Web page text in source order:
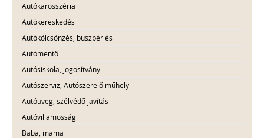
Autókarosszéria
Autókereskedés
Autókölcsönzés, buszbérlés
Autómentő
Autósiskola, jogosítvány
Autószerviz, Autószerelő műhely
Autóüveg, szélvédő javítás
Autóvillamosság
Baba, mama